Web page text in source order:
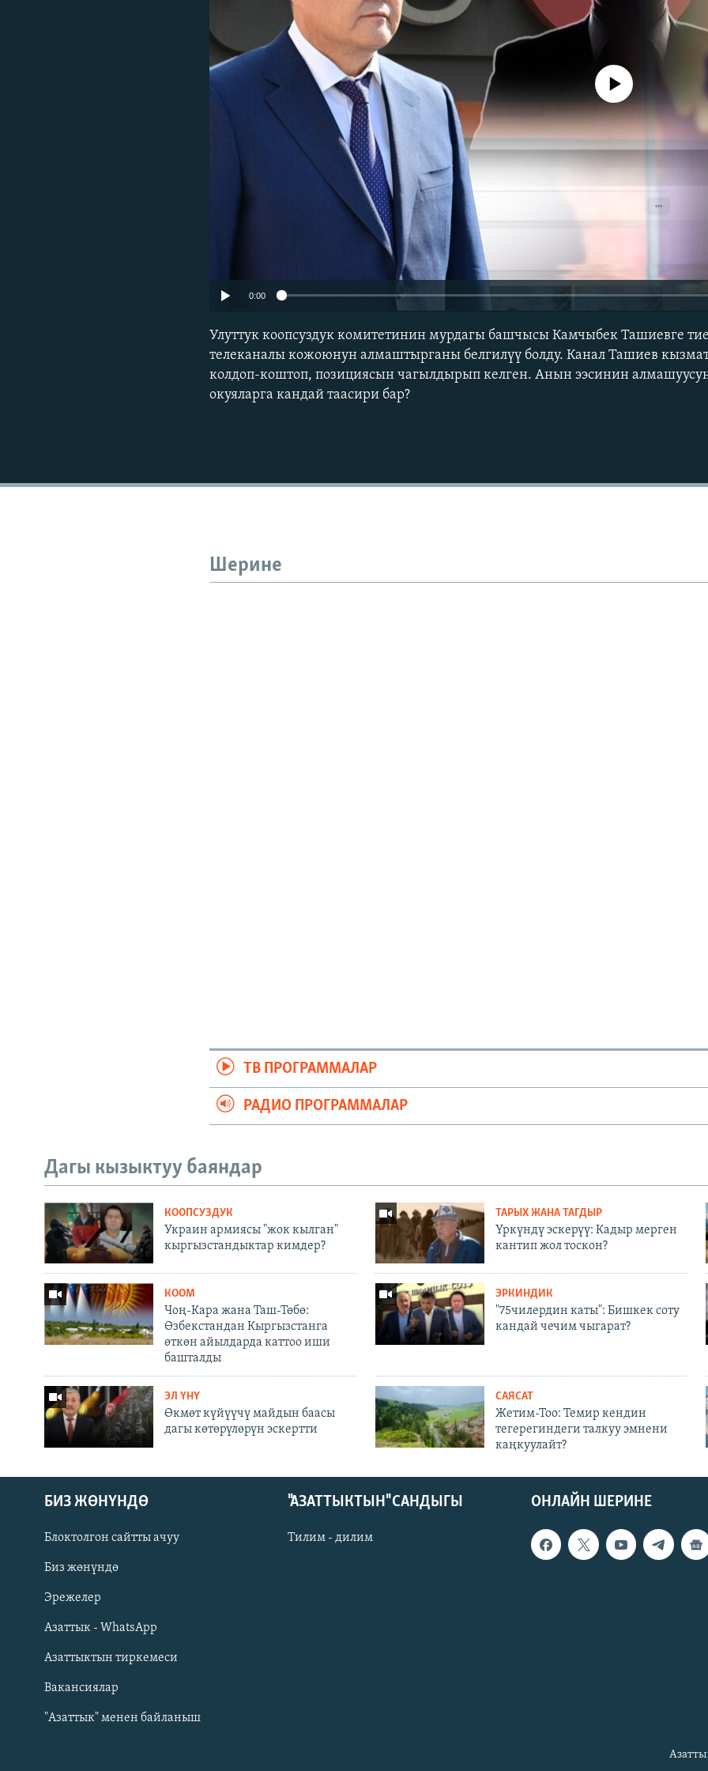
Русский
ОНЛАЙН ШЕРИНЕ
No media source currently
0:00
Улуттук коопсуздук комитетинин мурдагы башчысы Камчыбек Ташиевге
телеканалы кожоюнун алмаштырганы белгилүү болду. Канал Ташиев
колдоп-коштоп, позициясын чагылдырып келген. Анын ээсинин
окуяларга кандай таасири бар?
Шерине
ТВ ПРОГРАММАЛАР
РАДИО ПРОГРАММАЛАР
Дагы кызыктуу баяндар
КООПСУЗДУК
Украин армиясы "жок кылган"
кыргызстандыктар кимдер?
ТАРЫХ ЖАНА ТАГДЫР
Үркүндү эскерүү: Кадыр мерген
кантип жол тоскон?
КООМ
Чоң-Кара жана Таш-Төбө:
Өзбекстандан Кыргызстанга
өткөн айылдарда каттоо иши
башталды
ЭРКИНДИК
"75чилердин каты": Бишкек соту
кандай чечим чыгарат?
ЭЛ ҮНҮ
Өкмөт күйүүчү майдын баасы
дагы көтөрүлөрүн эскертти
САЯСАТ
Жетим-Тоо: Темир кендин
тегерегиндеги талкуу эмнени
каңкуулайт?
ОНЛАЙН ШЕРИНЕ
БИЗ ЖӨНҮНДӨ
Блоктолгон сайтты ачуу
Биз жөнүндө
Эрежелер
Азаттык - WhatsApp
Азаттыктын тиркемеси
Вакансиялар
"Азаттык" менен байланыш
"АЗАТТЫКТЫН" САНДЫГЫ
Тилим - дилим